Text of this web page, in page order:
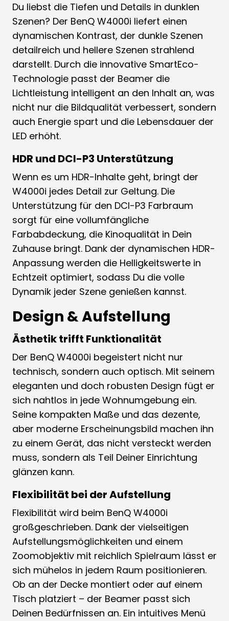
Du liebst die Tiefen und Details in dunklen
Szenen? Der BenQ W4000i liefert einen
dynamischen Kontrast, der dunkle Szenen
detailreich und hellere Szenen strahlend
darstellt. Durch die innovative SmartEco-
Technologie passt der Beamer die
Lichtleistung intelligent an den Inhalt an, was
nicht nur die Bildqualität verbessert, sondern
auch Energie spart und die Lebensdauer der
LED erhöht.
HDR und DCI-P3 Unterstützung
Wenn es um HDR-Inhalte geht, bringt der
W4000i jedes Detail zur Geltung. Die
Unterstützung für den DCI-P3 Farbraum
sorgt für eine vollumfängliche
Farbabdeckung, die Kinoqualität in Dein
Zuhause bringt. Dank der dynamischen HDR-
Anpassung werden die Helligkeitswerte in
Echtzeit optimiert, sodass Du die volle
Dynamik jeder Szene genießen kannst.
Design & Aufstellung
Ästhetik trifft Funktionalität
Der BenQ W4000i begeistert nicht nur
technisch, sondern auch optisch. Mit seinem
eleganten und doch robusten Design fügt er
sich nahtlos in jede Wohnumgebung ein.
Seine kompakten Maße und das dezente,
aber moderne Erscheinungsbild machen ihn
zu einem Gerät, das nicht versteckt werden
muss, sondern als Teil Deiner Einrichtung
glänzen kann.
Flexibilität bei der Aufstellung
Flexibilität wird beim BenQ W4000i
großgeschrieben. Dank der vielseitigen
Aufstellungsmöglichkeiten und einem
Zoomobjektiv mit reichlich Spielraum lässt er
sich mühelos in jedem Raum positionieren.
Ob an der Decke montiert oder auf einem
Tisch platziert – der Beamer passt sich
Deinen Bedürfnissen an. Ein intuitives Menü